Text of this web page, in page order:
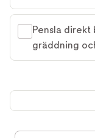
Pensla
gräddning